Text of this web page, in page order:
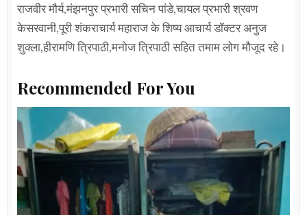
राजवीर मौर्य,मंझनपुर प्रभारी सचिन पांडे,चायल प्रभारी श्रवण
केसरवानी,पूरी शंकराचार्य महाराज के शिष्य आचार्य डॉक्टर अनुज
शुक्ला,हीरामणि त्रिपाठी,मनोज त्रिपाठी सहित तमाम लोग मौजूद रहे।
Recommended For You